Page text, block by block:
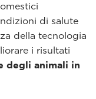
di salute
della tecnologia
i risultati
degli animali in